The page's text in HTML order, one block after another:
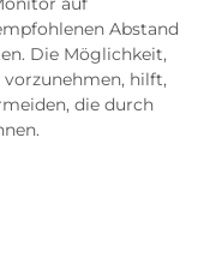
Abstand
Die Möglichkeit,
vorzunehmen, hilft,
die durch